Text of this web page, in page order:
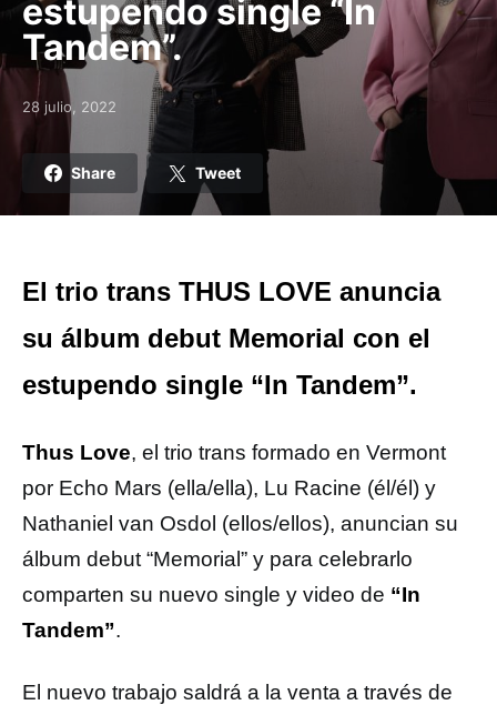
estupendo single “In
Tandem”.
Posted on
28 julio, 2022
Share Tweet
El trio trans THUS LOVE anuncia
su álbum debut Memorial con el
estupendo single “In Tandem”.
Thus Love, el trio trans formado en Vermont
por Echo Mars (ella/ella), Lu Racine (él/él) y
Nathaniel van Osdol (ellos/ellos), anuncian su
álbum debut “Memorial” y para celebrarlo
comparten su nuevo single y video de “In
Tandem”.
El nuevo trabajo saldrá a la venta a través de